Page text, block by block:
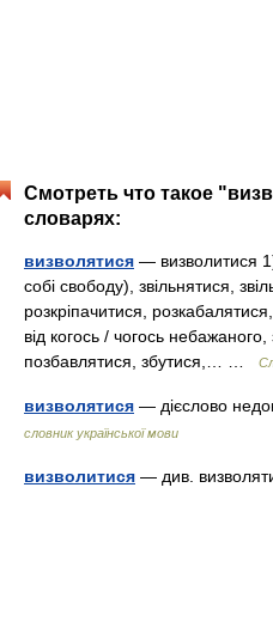
Смотреть что такое
словарях:
визволятися — визволитися
собі свободу), звільнятися,
розкріпачитися,
від когось / чогось
позбавлятися, збутися,… …
визволятися — дієслово
словник української мови
визволитися — див.